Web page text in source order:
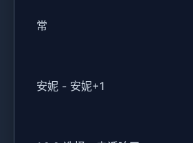
常
安妮 - 安妮+1